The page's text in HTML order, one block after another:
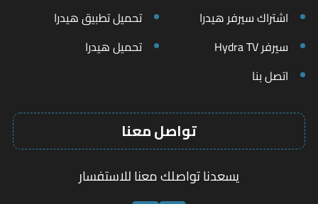
اشتراك سيرفر هيدرا
تحميل تطبيق هيدرا
سيرفر Hydra TV
تحميل هيدرا
اتصل بنا
تواصل معنا
يسعدنا تواصلك معنا للاستفسار